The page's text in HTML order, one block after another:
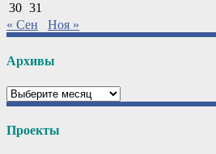
30 31
« Сен
Ноя »
Архивы
Архивы
Проекты